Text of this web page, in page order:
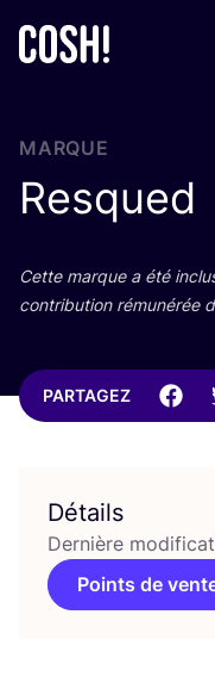
MARQUE
Resqued
Cette marque a été
contri­bu­tion rému­né­rée
PARTAGEZ
Détails
Dernière
Points de